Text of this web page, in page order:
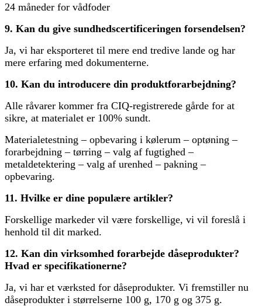
24 måneder for vådfoder
9. Kan du give sundhedscertificeringen forsendelsen?
Ja, vi har eksporteret til mere end tredive lande og har
mere erfaring med dokumenterne.
10. Kan du introducere din produktforarbejdning?
Alle råvarer kommer fra CIQ-registrerede gårde for at
sikre, at materialet er 100% sundt.
Materialetestning – opbevaring i kølerum – optøning –
forarbejdning – tørring – valg af fugtighed –
metaldetektering – valg af urenhed – pakning –
opbevaring.
11. Hvilke er dine populære artikler?
Forskellige markeder vil være forskellige, vi vil foreslå i
henhold til dit marked.
12. Kan din virksomhed forarbejde dåseprodukter?
Hvad er specifikationerne?
Ja, vi har et værksted for dåseprodukter. Vi fremstiller nu
dåseprodukter i størrelserne 100 g, 170 g og 375 g.